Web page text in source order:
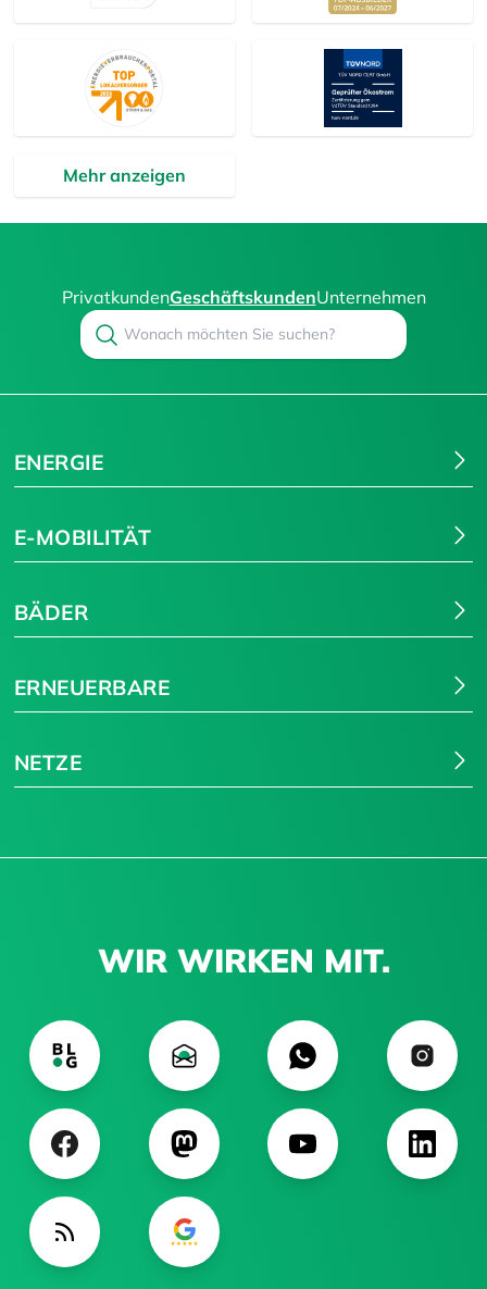
Mehr anzeigen
PrivatkundenGeschäftskundenUnternehmen
Search
ENERGIE
E-MOBILITÄT
BÄDER
ERNEUERBARE
NETZE
WIR WIRKEN MIT.